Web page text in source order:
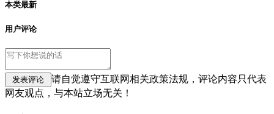
本类最新
用户评论
请自觉遵守互联网相关政策法规，评论内容只代表
网友观点，与本站立场无关！